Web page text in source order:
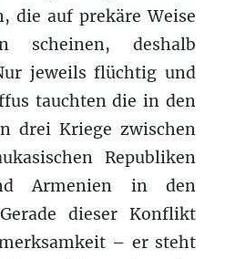
die auf prekäre Weise
scheinen, deshalb
jeweils flüchtig und
tauchten die in den
drei Kriege zwischen
Republiken
Armenien in den
dieser Konflikt
– er steht